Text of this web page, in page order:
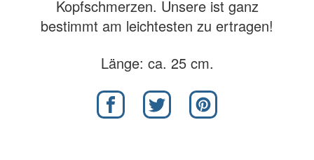
Kopfschmerzen. Unsere ist ganz
bestimmt am leichtesten zu ertragen!
Länge: ca. 25 cm.